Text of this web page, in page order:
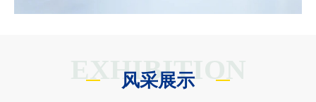
EXHIBITION
风采展示